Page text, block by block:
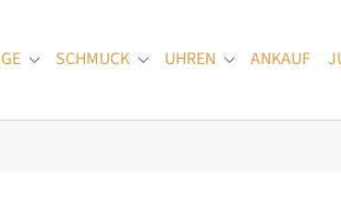
"Verlobungsringe"
Submenu for "Trauringe"
SCHMUCK Submenu for "Schmuck"
UHREN Submenu for
ANKAUF